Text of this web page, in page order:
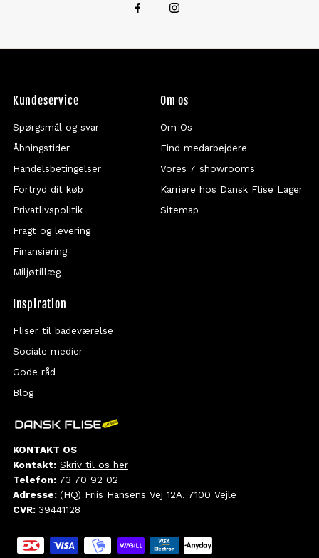
Kundeservice
Spørgsmål og svar
Åbningstider
Handelsbetingelser
Fortryd dit køb
Privatlivspolitik
Fragt og levering
Finansiering
Miljøtillæg
Om os
Om Os
Find medarbejdere
Vores 7 showrooms
Karriere hos Dansk Flise Lager
Sitemap
Inspiration
Fliser til badeværelse
Sociale medier
Gode råd
Blog
KONTAKT OS
Kontakt: Skriv til os her
Telefon: 73 70 92 02
Adresse: (HQ) Friis Hansens Vej 12A, 7100 Vejle
CVR: 39441128